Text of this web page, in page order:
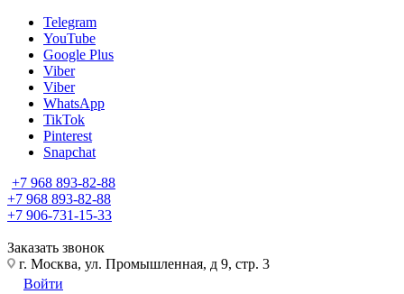
Telegram
YouTube
Google Plus
Viber
Viber
WhatsApp
TikTok
Pinterest
Snapchat
+7 968 893-82-88
+7 968 893-82-88
+7 906-731-15-33
Заказать звонок
г. Москва, ул. Промышленная, д 9, стр. 3
Войти